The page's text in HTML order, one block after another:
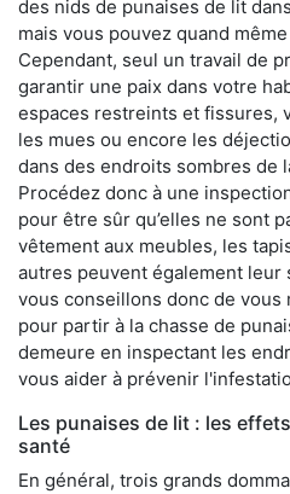
des nids de punaises de lit
mais vous pouvez quand
Cependant, seul un travail de
garantir une paix dans votre
espaces restreints et fissures,
les mues ou encore les
dans des endroits sombres de
Procédez donc à une
pour être sûr qu’elles ne sont
vêtement aux meubles, les
autres peuvent également leur
vous conseillons donc de vous
pour partir à la chasse de
demeure en inspectant les
vous aider à prévenir
Les punaises de lit : les
santé
En général, trois grands